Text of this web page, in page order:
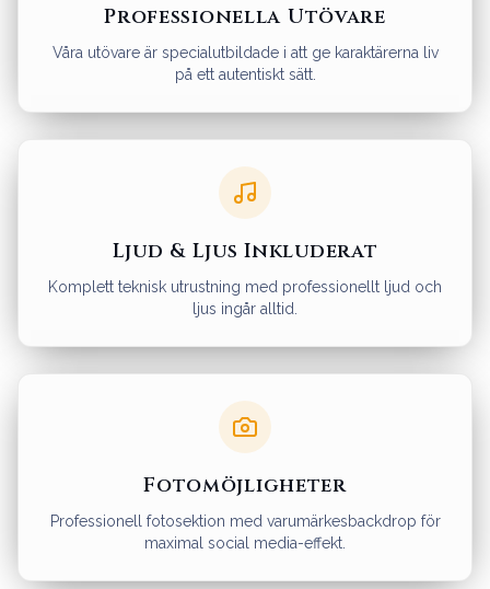
Professionella Utövare
Våra utövare är specialutbildade i att ge karaktärerna liv
på ett autentiskt sätt.
Ljud & Ljus Inkluderat
Komplett teknisk utrustning med professionellt ljud och
ljus ingår alltid.
Fotomöjligheter
Professionell fotosektion med varumärkesbackdrop för
maximal social media-effekt.